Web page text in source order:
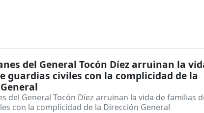
del General Tocón Díez arruinan la
guardias civiles con la complicidad de la
del General Tocón Díez arruinan la vida de familias
con la complicidad de la Dirección General